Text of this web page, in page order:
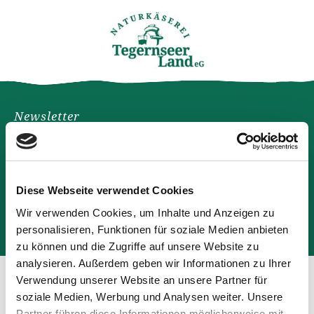
Diese Webseite verwendet Cookies
Wir verwenden Cookies, um Inhalte und Anzeigen zu
personalisieren, Funktionen für soziale Medien anbieten
zu können und die Zugriffe auf unsere Website zu
analysieren. Außerdem geben wir Informationen zu Ihrer
Verwendung unserer Website an unsere Partner für
soziale Medien, Werbung und Analysen weiter. Unsere
Newsletter
Garantiert geschmackvoll: Naturkäserei-News für Dein
Postfach.
Anmelden